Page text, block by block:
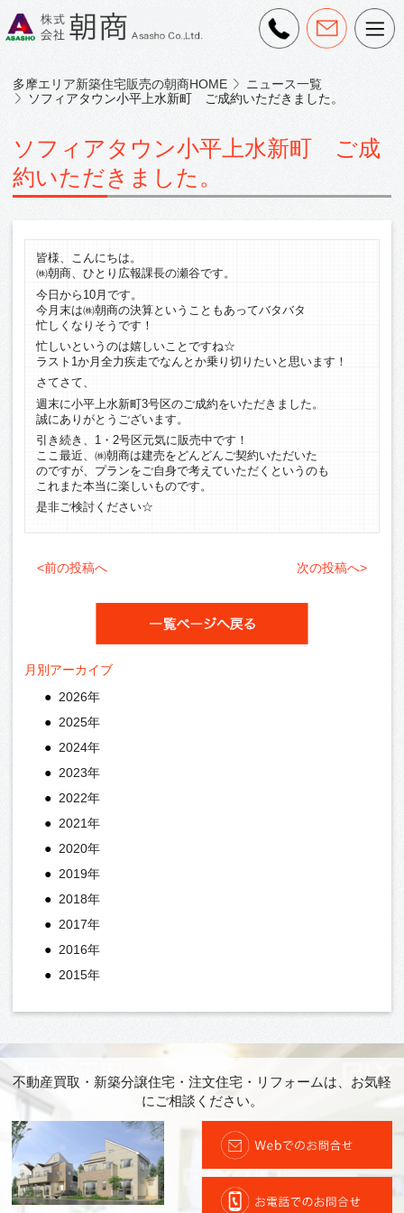
多摩エリア新築住宅販売の朝商HOME
ニュース一覧
ソフィアタウン小平上水新町 ご成約いただきました。
ソフィアタウン小平上水新町 ご成
約いただきました。
皆様、こんにちは。
㈱朝商、ひとり広報課長の瀬谷です。
今日から10月です。
今月末は㈱朝商の決算ということもあってバタバタ
忙しくなりそうです！
忙しいというのは嬉しいことですね☆
ラスト1か月全力疾走でなんとか乗り切りたいと思います！
さてさて、
週末に小平上水新町3号区のご成約をいただきました。
誠にありがとうございます。
引き続き、1・2号区元気に販売中です！
ここ最近、㈱朝商は建売をどんどんご契約いただいた
のですが、プランをご自身で考えていただくというのも
これまた本当に楽しいものです。
是非ご検討ください☆
<前の投稿へ 次の投稿へ>
月別アーカイブ
2026年
2025年
2024年
2023年
2022年
2021年
2020年
2019年
2018年
2017年
2016年
2015年
不動産買取・新築分譲住宅・注文住宅・リフォームは、お気軽
にご相談ください。